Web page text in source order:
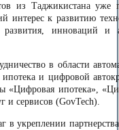
из Таджикистана
интерес к развитию
инноваций и
в области
и цифровой
«Цифровая ипотека»,
и сервисов (GovTech).
укреплении